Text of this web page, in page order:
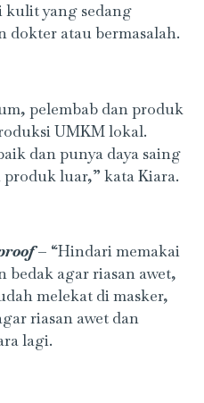
kulit yang sedang
dokter atau bermasalah.
pelembab dan produk
UMKM lokal.
dan punya daya saing
luar,” kata Kiara.
– “Hindari memakai
bedak agar riasan awet,
melekat di masker,
riasan awet dan
lagi.